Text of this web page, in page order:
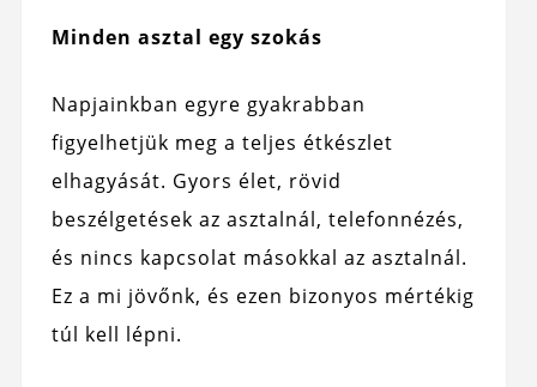
Minden asztal egy szokás
Napjainkban egyre gyakrabban
figyelhetjük meg a teljes étkészlet
elhagyását. Gyors élet, rövid
beszélgetések az asztalnál, telefonnézés,
és nincs kapcsolat másokkal az asztalnál.
Ez a mi jövőnk, és ezen bizonyos mértékig
túl kell lépni.